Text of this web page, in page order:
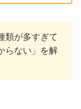
類が多すぎて
らない」を解